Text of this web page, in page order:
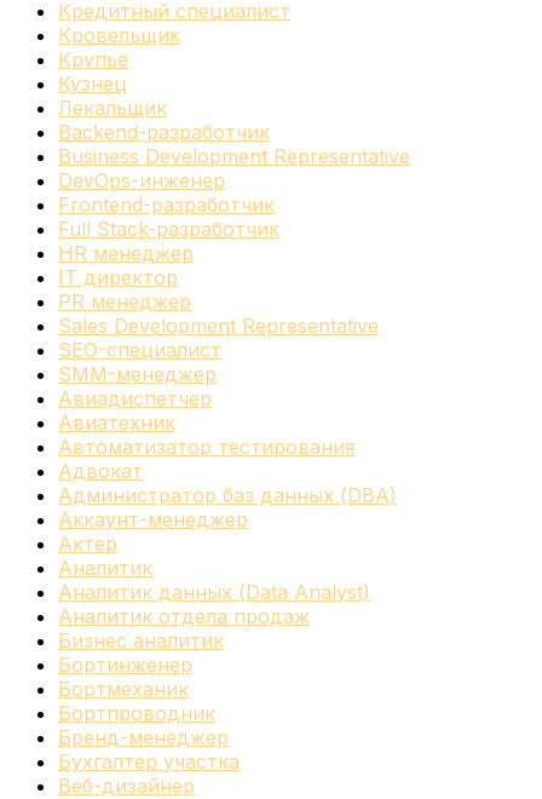
Кредитный специалист
Кровельщик
Крупье
Кузнец
Лекальщик
Backend-разработчик
Business Development Representative
DevOps-инженер
Frontend-разработчик
Full Stack-разработчик
HR менеджер
IT директор
PR менеджер
Sales Development Representative
SEO-специалист
SMM-менеджер
Авиадиспетчер
Авиатехник
Автоматизатор тестирования
Адвокат
Администратор баз данных (DBA)
Аккаунт-менеджер
Актер
Аналитик
Аналитик данных (Data Analyst)
Аналитик отдела продаж
Бизнес аналитик
Бортинженер
Бортмеханик
Бортпроводник
Бренд-менеджер
Бухгалтер участка
Веб-дизайнер